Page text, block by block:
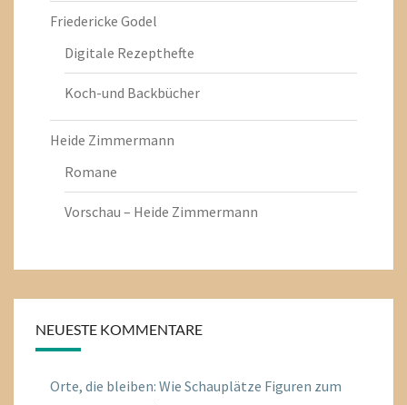
Friedericke Godel
Digitale Rezepthefte
Koch-und Backbücher
Heide Zimmermann
Romane
Vorschau – Heide Zimmermann
NEUESTE KOMMENTARE
Orte, die bleiben: Wie Schauplätze Figuren zum